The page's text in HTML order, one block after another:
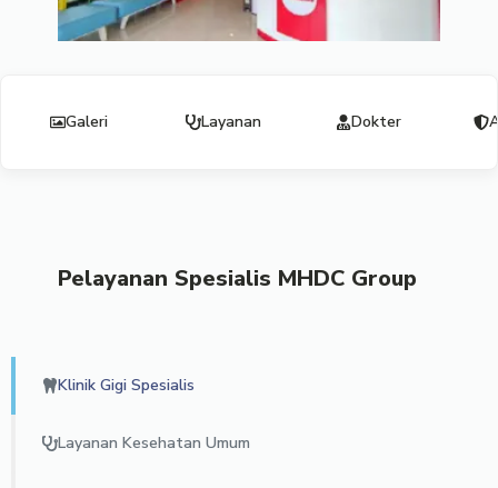
Galeri Layanan Dokter
Pelayanan Spesialis MHDC Group
Klinik Gigi Spesialis
Layanan Kesehatan Umum